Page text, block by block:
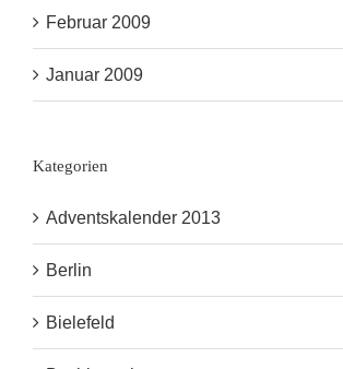
Februar 2009
Januar 2009
Kategorien
Adventskalender 2013
Berlin
Bielefeld